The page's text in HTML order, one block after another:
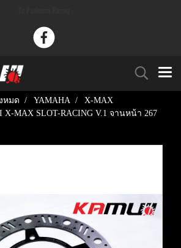
หมด YAMAHA
X-MAX
MAX SLOT-RACING V.1 จานหน้า 267